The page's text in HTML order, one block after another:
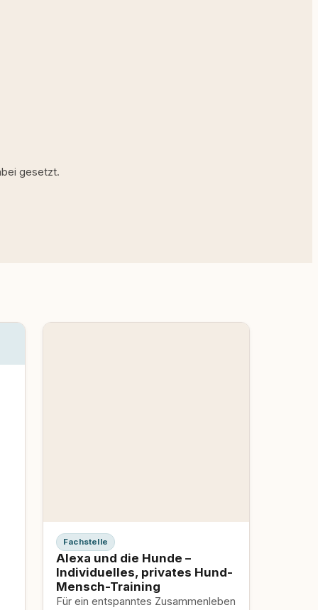
gesetzt.
Fachstelle
Alexa und die Hunde –
Individuelles, privates Hund-
Mensch-Training
Für ein entspanntes Zusammenleben